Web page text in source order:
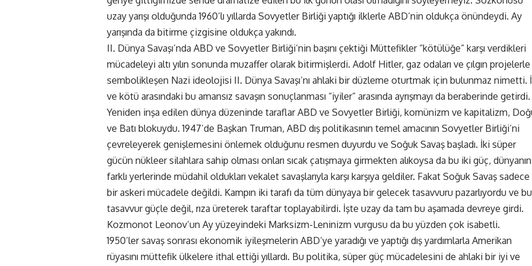
uzay yarışı olduğunda 1960’lı yıllarda Sovyetler Birliği yaptığı ilklerle ABD’nin oldukça önündeydi. Ay
yarışında da bitirme çizgisine oldukça yakındı.
II. Dünya Savaşı’nda ABD ve Sovyetler Birliği’nin başını çektiği Müttefikler “kötülüğe” karşı verdikleri
mücadeleyi altı yılın sonunda muzaffer olarak bitirmişlerdi. Adolf Hitler, gaz odaları ve çılgın projelerle
sembolikleşen Nazi ideolojisi II. Dünya Savaşı’nı ahlaki bir düzleme oturtmak için bulunmaz nimetti.
ve kötü arasındaki bu amansız savaşın sonuçlanması “iyiler” arasında ayrışmayı da beraberinde getirdi.
Yeniden inşa edilen dünya düzeninde taraflar ABD ve Sovyetler Birliği, komünizm ve kapitalizm,
ve Batı blokuydu. 1947’de Başkan Truman, ABD dış politikasının temel amacının Sovyetler Birliği’ni
çevreleyerek genişlemesini önlemek olduğunu resmen duyurdu ve Soğuk Savaş başladı. İki süper
gücün nükleer silahlara sahip olması onları sıcak çatışmaya girmekten alıkoysa da bu iki güç, dünyanın
farklı yerlerinde müdahil oldukları vekalet savaşlarıyla karşı karşıya geldiler. Fakat Soğuk Savaş sadece
bir askeri mücadele değildi. Kampın iki tarafı da tüm dünyaya bir gelecek tasavvuru pazarlıyordu ve bu
tasavvur güçle değil, rıza üreterek taraftar toplayabilirdi. İşte uzay da tam bu aşamada devreye girdi.
Kozmonot Leonov’un Ay yüzeyindeki Marksizm-Leninizm vurgusu da bu yüzden çok isabetli.
1950’ler savaş sonrası ekonomik iyileşmelerin ABD’ye yaradığı ve yaptığı dış yardımlarla Amerikan
rüyasını müttefik ülkelere ithal ettiği yıllardı. Bu politika, süper güç mücadelesini de ahlaki bir iyi ve